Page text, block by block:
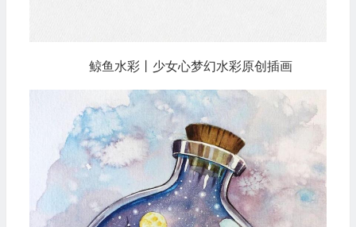
鲸鱼水彩丨少女心梦幻水彩原创插画